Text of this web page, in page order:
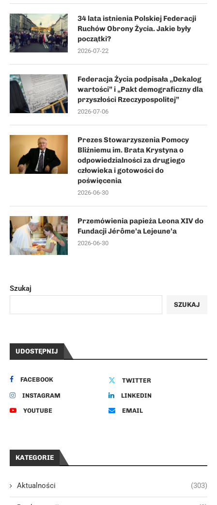
34 lata istnienia Polskiej Federacji
Ruchów Obrony Życia. Jakie były
początki?
2026-07-22
Federacja Życia podpisała „Dekalog
wartości” i „Pakt demograficzny dla
przyszłości Rzeczypospolitej”
2026-07-06
Prezes Stowarzyszenia Pomocy
Bliźniemu im. Brata Krystyna o
odpowiedzialności za drugiego
człowieka i gotowości do
poświęcenia
2026-06-30
Przemówienia papieża Leona XIV do
Fundacji Jérôme’a Lejeune’a
2026-06-30
Szukaj
SZUKAJ
UDOSTĘPNIJ
FACEBOOK TWITTER
INSTAGRAM LINKEDIN
YOUTUBE EMAIL
KATEGORIE
Aktualności (303)